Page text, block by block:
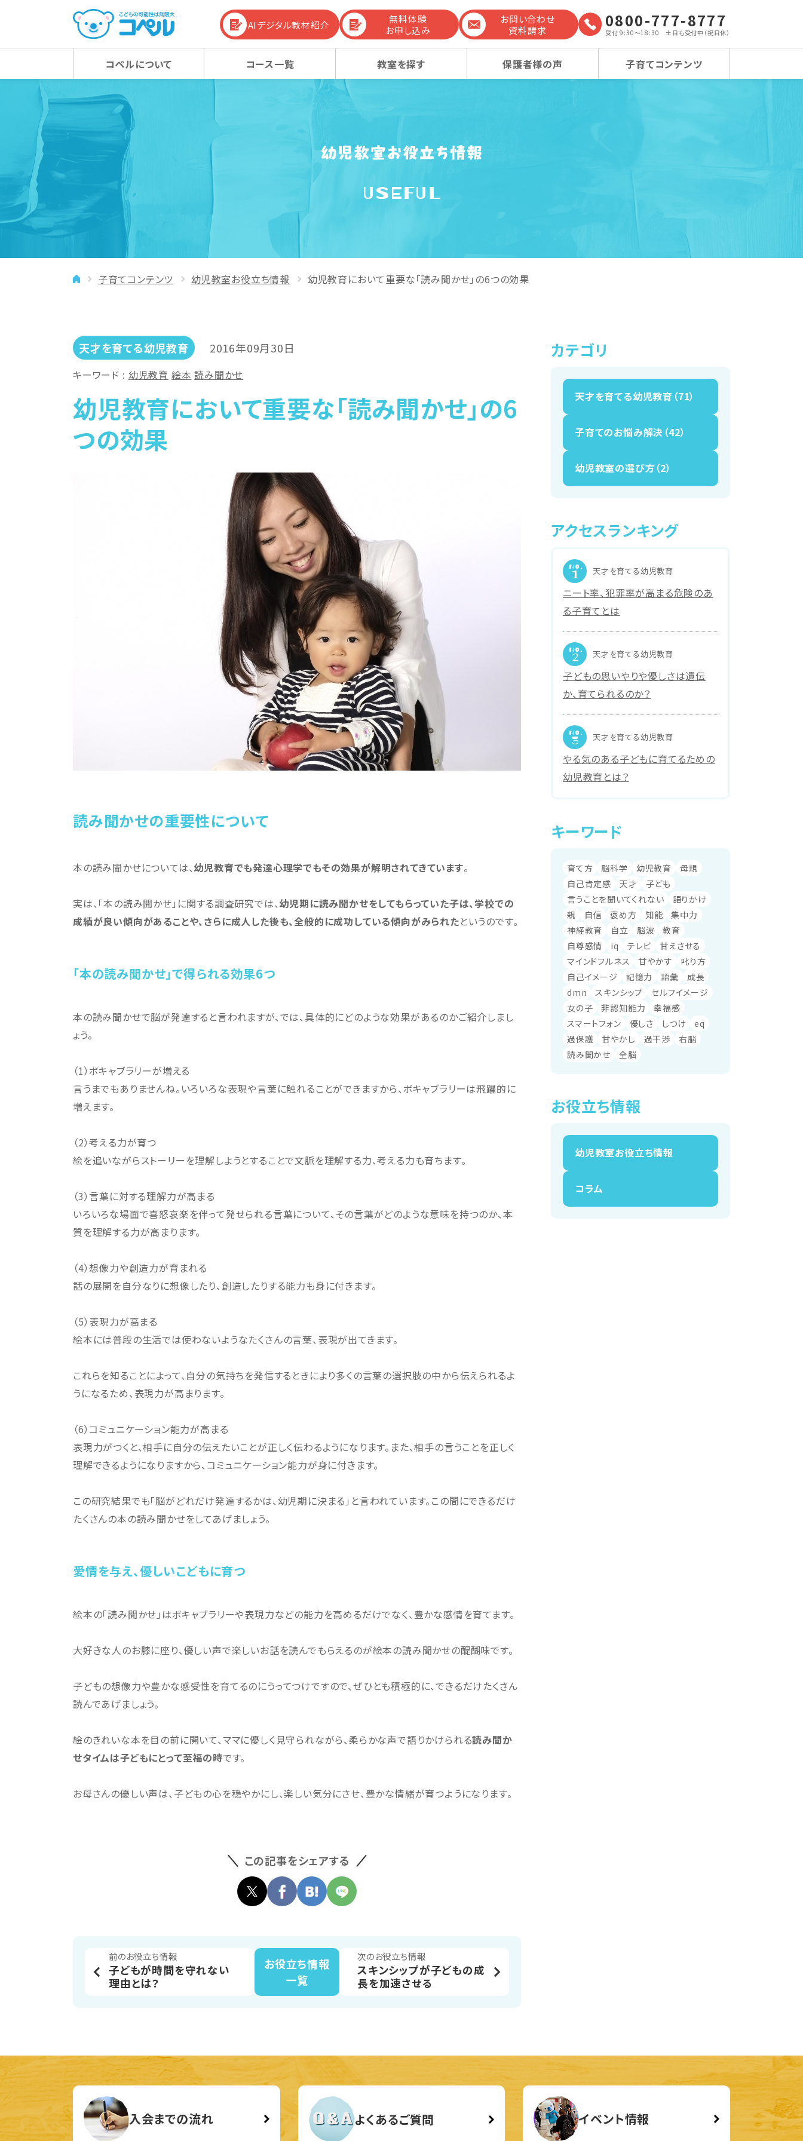
コペルについて
コペルの教育方針
コペルの教育方針 TOP
100%の力を引き出す
心の子育て
潜在能力を引き出す
年齢に合わせた学習法
「やりたい」を引き出す
バランスを大切に
選ばれる理由
新着情報
新着情報 TOP
お知らせ
イベント
コース一覧
幼児コース 幼稚園受験コース
マタニティクラス
教室を探す 保護者様の声
幼児コース 幼稚園受験コース
マタニティクラス 感動ストーリー
子育てコンテンツ
幼児教育お役立ち情報
AIデジタル教材紹介
無料体験
お申し込み
お問い合わせ
資料請求
0800-777-8777
受付 9:30～18:30 土日も受付中（祝日休）
USEFUL
子育てコンテンツ 幼児教室お役立ち情報 幼児教育において重要な「読み聞かせ」の6つの効果
天才を育てる幼児教育 2016年09月30日
キーワード 幼児教育 絵本 読み聞かせ
幼児教育において重要な「読み聞かせ」の6
つの効果
読み聞かせの重要性について
本の読み聞かせについては、幼児教育でも発達心理学でもその効果が解明されてきています。
実は、「本の読み聞かせ」に関する調査研究では、幼児期に読み聞かせをしてもらっていた子は、学校での
成績が良い傾向があることや、さらに成人した後も、全般的に成功している傾向がみられたというのです。
「本の読み聞かせ」で得られる効果6つ
本の読み聞かせで脳が発達すると言われますが、では、具体的にどのような効果があるのかご紹介しまし
ょう。
（1）ボキャブラリーが増える
言うまでもありませんね。いろいろな表現や言葉に触れることができますから、ボキャブラリーは飛躍的に
増えます。
（2）考える力が育つ
絵を追いながらストーリーを理解しようとすることで文脈を理解する力、考える力も育ちます。
（3）言葉に対する理解力が高まる
いろいろな場面で喜怒哀楽を伴って発せられる言葉について、その言葉がどのような意味を持つのか、本
質を理解する力が高まります。
（4）想像力や創造力が育まれる
話の展開を自分なりに想像したり、創造したりする能力も身に付きます。
（5）表現力が高まる
絵本には普段の生活では使わないようなたくさんの言葉、表現が出てきます。
これらを知ることによって、自分の気持ちを発信するときにより多くの言葉の選択肢の中から伝えられるよ
うになるため、表現力が高まります。
（6）コミュニケーション能力が高まる
表現力がつくと、相手に自分の伝えたいことが正しく伝わるようになります。また、相手の言うことを正しく
理解できるようになりますから、コミュニケーション能力が身に付きます。
この研究結果でも「脳がどれだけ発達するかは、幼児期に決まる」と言われています。この間にできるだけ
たくさんの本の読み聞かせをしてあげましょう。
愛情を与え、優しいこどもに育つ
絵本の「読み聞かせ」はボキャブラリーや表現力などの能力を高めるだけでなく、豊かな感情を育てます。
大好きな人のお膝に座り、優しい声で楽しいお話を読んでもらえるのが絵本の読み聞かせの醍醐味です。
子どもの想像力や豊かな感受性を育てるのにうってつけですので、ぜひとも積極的に、できるだけたくさん
読んであげましょう。
絵のきれいな本を目の前に開いて、ママに優しく見守られながら、柔らかな声で語りかけられる読み聞か
せタイムは子どもにとって至福の時です。
お母さんの優しい声は、子どもの心を穏やかにし、楽しい気分にさせ、豊かな情緒が育つようになります。
この記事をシェアする
前のお役立ち情報
子どもが時間を守れない
理由とは？
お役立ち情報
一覧
次のお役立ち情報
スキンシップが子どもの成
長を加速させる
カテゴリ
天才を育てる幼児教育（71）
子育てのお悩み解決（42）
幼児教室の選び方（2）
アクセスランキング
NO.
1 天才を育てる幼児教育
ニート率、犯罪率が高まる危険のあ
る子育てとは
NO.
2 天才を育てる幼児教育
子どもの思いやりや優しさは遺伝
か、育てられるのか？
NO.
3 天才を育てる幼児教育
やる気のある子どもに育てるための
幼児教育とは？
キーワード
育て方 脳科学 幼児教育
母親
自己肯定感
天才
子ども
言うことを聞いてくれない
語りかけ
親
自信 褒め方 知能
集中力
神経教育
自立 脳波
教育
自尊感情
iq テレビ
甘えさせる
マインドフルネス
甘やかす
叱り方
自己イメージ
記憶力 語彙
成長
dmn
スキンシップ
セルフイメージ
女の子
非認知能力
幸福感
スマートフォン
優しさ しつけ
eq
過保護
甘やかし 過干渉
右脳
読み聞かせ
全脳
お役立ち情報
幼児教室お役立ち情報
コラム
入会までの流れ よくあるご質問 イベント情報